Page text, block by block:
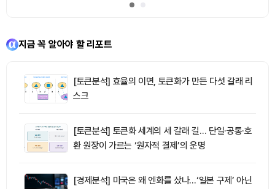
지금 꼭 알아야 할 리포트
[토큰분석] 효율의 이면, 토큰화가 만든 다섯 갈래 리
스크
[토큰분석] 토큰화 세계의 세 갈래 길… 단일·공통·호
환 원장이 가르는 ‘원자적 결제’의 운명
[경제분석] 미국은 왜 엔화를 샀나…‘일본 구제’ 아닌